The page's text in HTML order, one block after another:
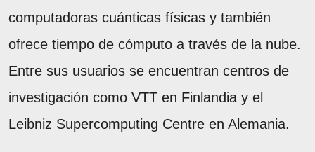
computadoras cuánticas físicas y también
ofrece tiempo de cómputo a través de la nube.
Entre sus usuarios se encuentran centros de
investigación como VTT en Finlandia y el
Leibniz Supercomputing Centre en Alemania.